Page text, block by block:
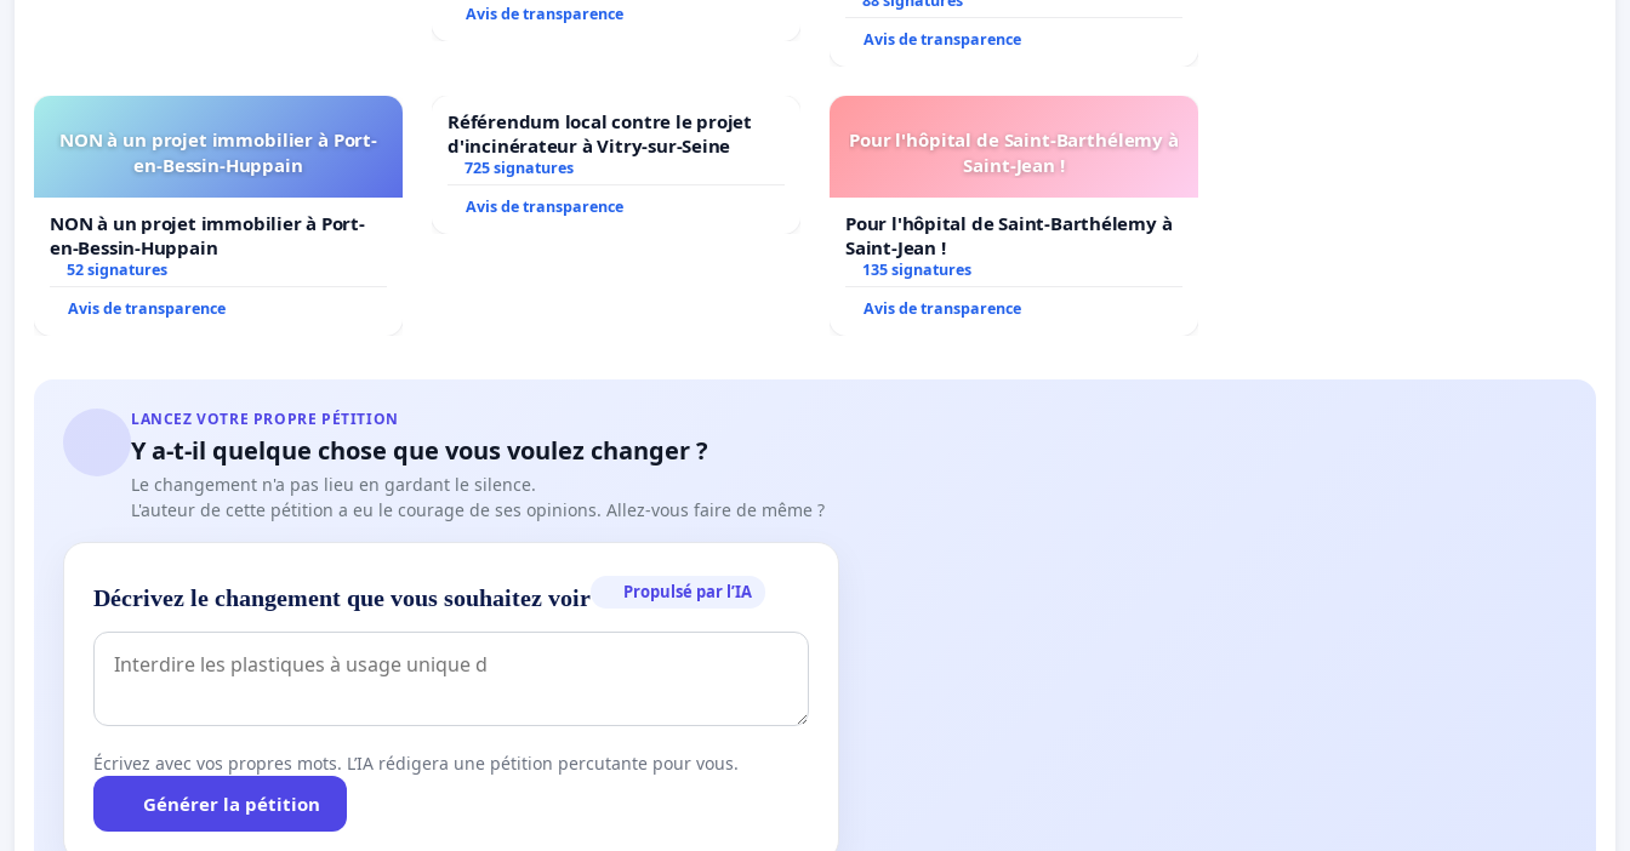
Avis de transparence
Avis de transparence
NON à un projet immobilier à Port-
en-Bessin-Huppain
NON à un projet immobilier à Port-
en-Bessin-Huppain
52 signatures
Avis de transparence
Référendum local contre le projet
d'incinérateur à Vitry-sur-Seine
725 signatures
Avis de transparence
Pour l'hôpital de Saint-Barthélemy à
Saint-Jean !
Pour l'hôpital de Saint-Barthélemy à
Saint-Jean !
135 signatures
Avis de transparence
LANCEZ VOTRE PROPRE PÉTITION
Y a-t-il quelque chose que vous voulez changer ?
Le changement n'a pas lieu en gardant le silence.
L'auteur de cette pétition a eu le courage de ses opinions. Allez-vous faire de même ?
Décrivez le changement que vous souhaitez voir Propulsé par l’IA
Écrivez avec vos propres mots. L’IA rédigera une pétition percutante pour vous.
Générer la pétition